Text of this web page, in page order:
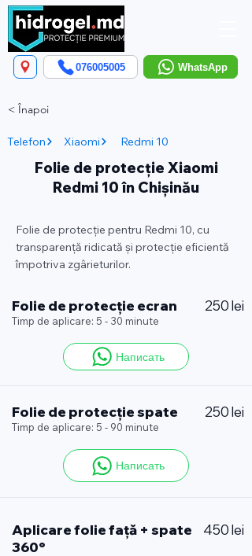
WhatsApp
076005005
< Înapoi
Telefon Xiaomi Redmi 10
Folie de protecție Xiaomi
Redmi 10 în Chișinău
Folie de protecție pentru Redmi 10, cu
transparență ridicată și protecție eficientă
împotriva zgârieturilor.
Folie de protecție ecran 250 lei
Timp de aplicare: 5 - 30 minute
Написать
Folie de protecție spate 250 lei
Timp de aplicare: 5 - 90 minute
Написать
Aplicare folie față + spate
360°
450 lei